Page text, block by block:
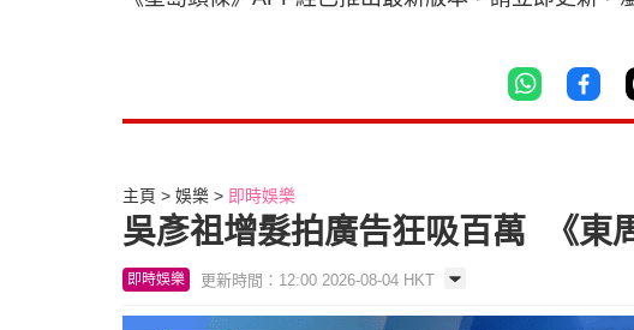
主頁 娛樂 即時娛樂
吳彥祖增髮拍廣告狂吸百萬 《東
即時娛樂 更新時間：12:00 2026-08-04 HKT